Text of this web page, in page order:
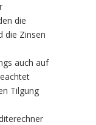
die
die Zinsen
auch auf
Tilgung